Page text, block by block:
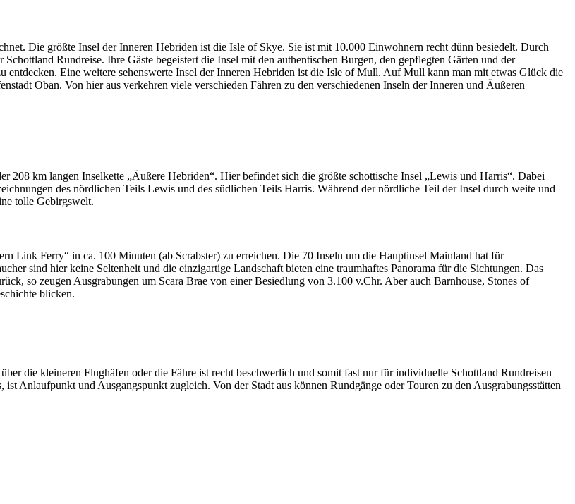
Die größte Insel der Inneren Hebriden ist die Isle of Skye. Sie ist mit 10.000 Einwohnern recht dünn besiedelt. Durch
Rundreise. Ihre Gäste begeistert die Insel mit den authentischen Burgen, den gepflegten Gärten und der
entdecken. Eine weitere sehenswerte Insel der Inneren Hebriden ist die Isle of Mull. Auf Mull kann man mit etwas Glück die
Oban. Von hier aus verkehren viele verschieden Fähren zu den verschiedenen Inseln der Inneren und Äußeren
km langen Inselkette „Äußere Hebriden“. Hier befindet sich die größte schottische Insel „Lewis und Harris“. Dabei
des nördlichen Teils Lewis und des südlichen Teils Harris. Während der nördliche Teil der Insel durch weite und
tolle Gebirgswelt.
Link Ferry“ in ca. 100 Minuten (ab Scrabster) zu erreichen. Die 70 Inseln um die Hauptinsel Mainland hat für
sind hier keine Seltenheit und die einzigartige Landschaft bieten eine traumhaftes Panorama für die Sichtungen. Das
so zeugen Ausgrabungen um Scara Brae von einer Besiedlung von 3.100 v.Chr. Aber auch Barnhouse, Stones of
blicken.
die kleineren Flughäfen oder die Fähre ist recht beschwerlich und somit fast nur für individuelle Schottland Rundreisen
Anlaufpunkt und Ausgangspunkt zugleich. Von der Stadt aus können Rundgänge oder Touren zu den Ausgrabungsstätten